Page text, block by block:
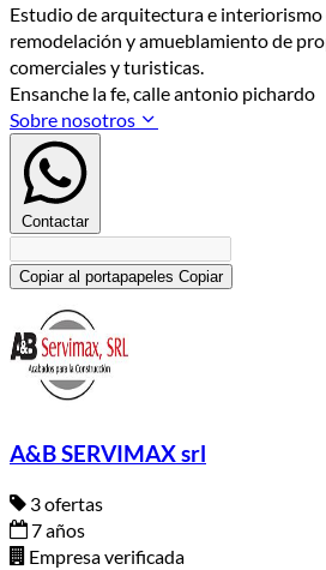
Estudio de arquitectura e interiorismo
remodelación y amueblamiento de
comerciales y turisticas.
Ensanche la fe, calle antonio pichardo
Sobre nosotros
Contactar
Copiar al portapapeles Copiar
A&B SERVIMAX srl
3 ofertas
7 años
Empresa verificada